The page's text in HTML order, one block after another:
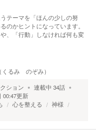
テーマを「ほんの少しの努
のかヒントになっています。
、「行動」しなければ何も変
るみ のぞみ）
ション 連載中 34話
00:47更新
心を整える
神様